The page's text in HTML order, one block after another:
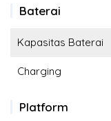
Baterai
Kapasitas Baterai
Charging
Platform